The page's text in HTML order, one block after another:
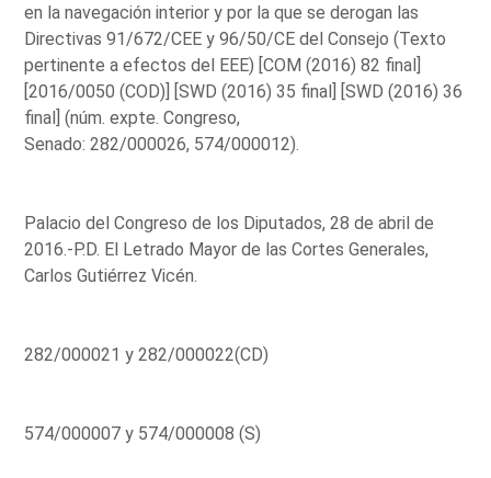
en la navegación interior y por la que se derogan las
Directivas 91/672/CEE y 96/50/CE del Consejo (Texto
pertinente a efectos del EEE) [COM (2016) 82 final]
[2016/0050 (COD)] [SWD (2016) 35 final] [SWD (2016) 36
final] (núm. expte. Congreso,
Senado: 282/000026, 574/000012).
Palacio del Congreso de los Diputados, 28 de abril de
2016.-P.D. El Letrado Mayor de las Cortes Generales,
Carlos Gutiérrez Vicén.
282/000021 y 282/000022(CD)
574/000007 y 574/000008 (S)